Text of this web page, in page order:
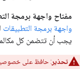
مفتاح واجهة برمجة
واجهة برمجة التطبيقات
يجب أن تتضمن كل
تحذير: حافظ على